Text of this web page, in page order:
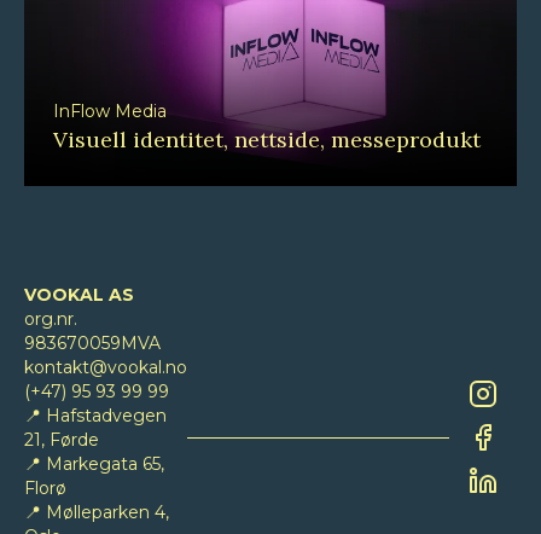
InFlow Media
Visuell identitet, nettside, messeprodukt
VOOKAL AS
org.nr.
983670059MVA
kontakt@vookal.no
(+47) 95 93 99 99
📍 Hafstadvegen
21, Førde
📍 Markegata 65,
Florø
📍 Mølleparken 4,